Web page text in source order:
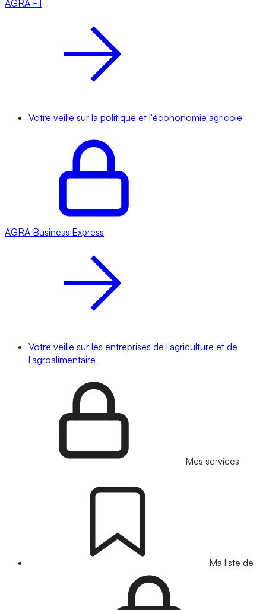
AGRA Fil
Votre veille sur la politique et l'écononomie agricole
AGRA Business Express
Votre veille sur les entreprises de l'agriculture et de
l'agroalimentaire
Mes services
Ma liste de